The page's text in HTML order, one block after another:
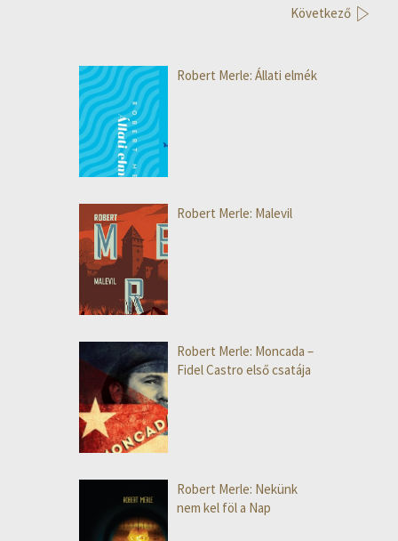
Következő
Robert Merle: Állati elmék
Robert Merle: Malevil
Robert Merle: Moncada –
Fidel Castro első csatája
Robert Merle: Nekünk
nem kel föl a Nap